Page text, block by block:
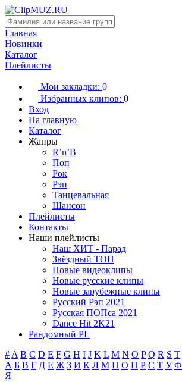
Главная
Новинки
Каталог
Плейлисты
Мои закладки: 0
Избранных клипов: 0
Вход
На главную
Каталог
Жанры
R’n’B
Поп
Рок
Рэп
Танцевальная
Шансон
Плейлисты
Контакты
Наши плейлисты
Наш ХИТ - Парад
Звёздный ТОП
Новые видеоклипы
Новые русские клипы
Новые зарубежные клипы
Русский Рэп 2021
Русская ПОПса 2021
Dance Hit 2K21
Рандомный PL
# A B C D E F G H I J K L M N O P Q R S T
А Б В Г Д Е Ж З И К Л М Н О П Р С Т У Ф
Я